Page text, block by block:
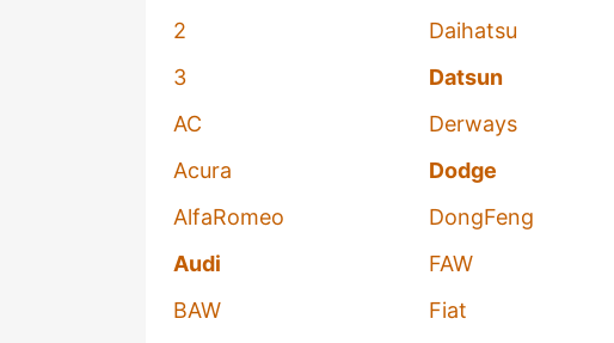
2
3
AC
Acura
AlfaRomeo
Audi
BAW
Daihatsu
Datsun
Derways
Dodge
DongFeng
FAW
Fiat